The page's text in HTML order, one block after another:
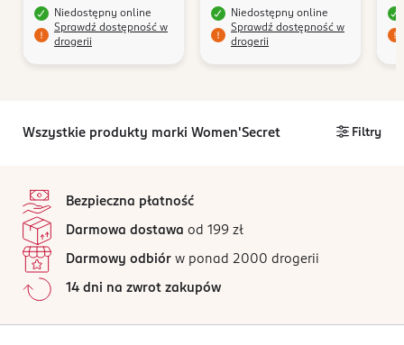
Niedostępny online
Sprawdź dostępność w
drogerii
Niedostępny online
Sprawdź dostępność w
drogerii
Wszystkie produkty marki Women'Secret Filtry
Bezpieczna płatność
Darmowa dostawa od 199 zł
Darmowy odbiór w ponad 2000 drogerii
14 dni na zwrot zakupów